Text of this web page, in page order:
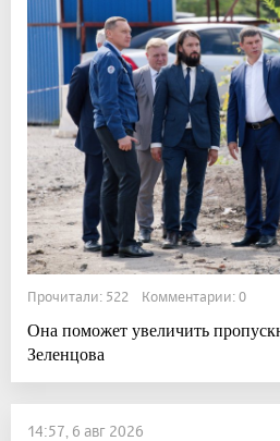
Прочитали: 522 Комментарии: 0
Она поможет увеличить
Зеленцова
14:57, 6 авг 2026